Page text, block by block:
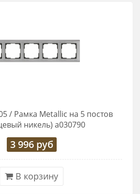
/ Рамка Metallic на 5 постов
никель) a030790
3 996руб
В корзину